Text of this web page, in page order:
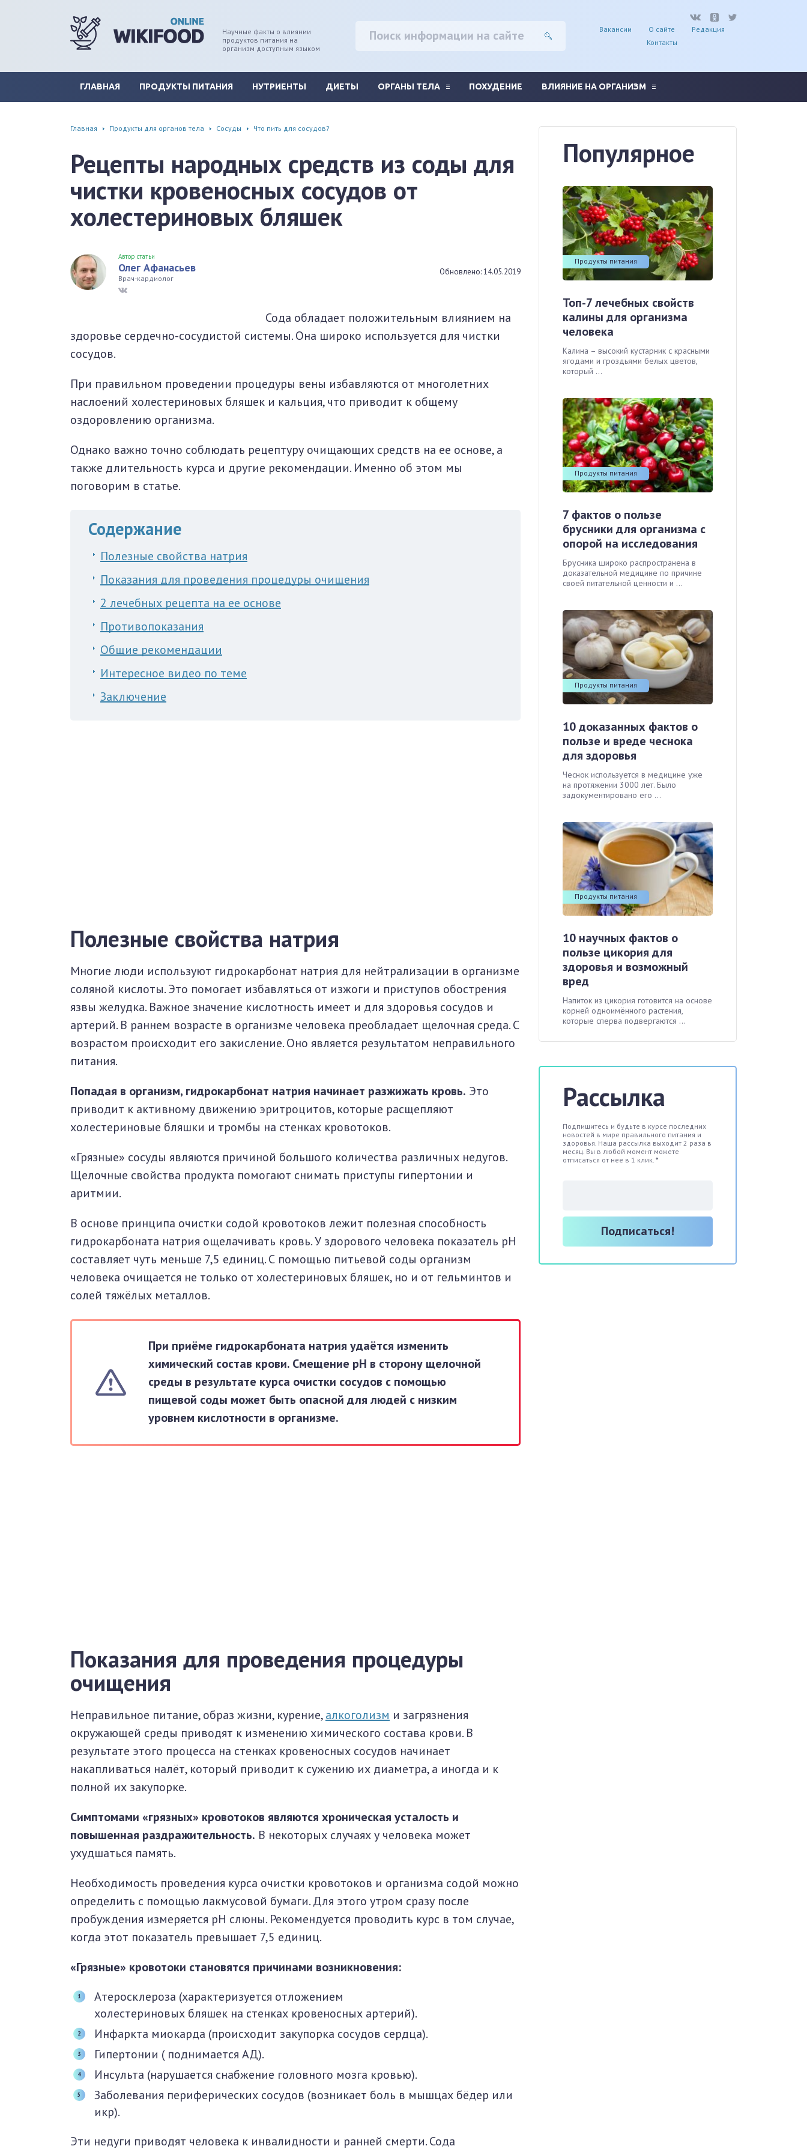
Научные факты о влиянии
продуктов питания на
организм доступным языком
ГЛАВНАЯ ПРОДУКТЫ ПИТАНИЯ НУТРИЕНТЫ ДИЕТЫ ОРГАНЫ ТЕЛА ПОХУДЕНИЕ ВЛИЯНИЕ НА ОРГАНИЗМ
Вакансии О сайте
Редакция
Контакты
Главная Продукты для органов тела Сосуды Что пить для сосудов?
Рецепты народных средств из соды для
чистки кровеносных сосудов от
холестериновых бляшек
Автор статьи
Олег Афанасьев
Врач-кардиолог
Обновлено: 14.05.2019
Сода обладает положительным влиянием на
здоровье сердечно-сосудистой системы. Она широко используется для чистки
сосудов.
При правильном проведении процедуры вены избавляются от многолетних
наслоений холестериновых бляшек и кальция, что приводит к общему
оздоровлению организма.
Однако важно точно соблюдать рецептуру очищающих средств на ее основе, а
также длительность курса и другие рекомендации. Именно об этом мы
поговорим в статье.
Содержание
Полезные свойства натрия
Показания для проведения процедуры очищения
2 лечебных рецепта на ее основе
Противопоказания
Общие рекомендации
Интересное видео по теме
Заключение
Полезные свойства натрия
Многие люди используют гидрокарбонат натрия для нейтрализации в организме
соляной кислоты. Это помогает избавляться от изжоги и приступов обострения
язвы желудка. Важное значение кислотность имеет и для здоровья сосудов и
артерий. В раннем возрасте в организме человека преобладает щелочная среда. С
возрастом происходит его закисление. Оно является результатом неправильного
питания.
Попадая в организм, гидрокарбонат натрия начинает разжижать кровь. Это
приводит к активному движению эритроцитов, которые расщепляют
холестериновые бляшки и тромбы на стенках кровотоков.
«Грязные» сосуды являются причиной большого количества различных недугов.
Щелочные свойства продукта помогают снимать приступы гипертонии и
аритмии.
В основе принципа очистки содой кровотоков лежит полезная способность
гидрокарбоната натрия ощелачивать кровь. У здорового человека показатель pH
составляет чуть меньше 7,5 единиц. С помощью питьевой соды организм
человека очищается не только от холестериновых бляшек, но и от гельминтов и
солей тяжёлых металлов.
При приёме гидрокарбоната натрия удаётся изменить
химический состав крови. Смещение pH в сторону щелочной
среды в результате курса очистки сосудов с помощью
пищевой соды может быть опасной для людей с низким
уровнем кислотности в организме.
Показания для проведения процедуры
очищения
Неправильное питание, образ жизни, курение,алкоголизм и загрязнения
окружающей среды приводят к изменению химического состава крови. В
результате этого процесса на стенках кровеносных сосудов начинает
накапливаться налёт, который приводит к сужению их диаметра, а иногда и к
полной их закупорке.
Симптомами «грязных» кровотоков являются хроническая усталость и
повышенная раздражительность. В некоторых случаях у человека может
ухудшаться память.
Необходимость проведения курса очистки кровотоков и организма содой можно
определить с помощью лакмусовой бумаги. Для этого утром сразу после
пробуждения измеряется pH слюны. Рекомендуется проводить курс в том случае,
когда этот показатель превышает 7,5 единиц.
«Грязные» кровотоки становятся причинами возникновения:
Атеросклероза (характеризуется отложением
холестериновых бляшек на стенках кровеносных артерий).
Инфаркта миокарда (происходит закупорка сосудов сердца).
Гипертонии ( поднимается АД).
Инсульта (нарушается снабжение головного мозга кровью).
Заболевания периферических сосудов (возникает боль в мышцах бёдер или
икр).
Эти недуги приводят человека к инвалидности и ранней смерти. Сода
Популярное
Продукты питания
Топ-7 лечебных свойств
калины для организма
человека
Калина – высокий кустарник с красными
ягодами и гроздьями белых цветов,
который ...
Продукты питания
7 фактов о пользе
брусники для организма с
опорой на исследования
Брусника широко распространена в
доказательной медицине по причине
своей питательной ценности и ...
Продукты питания
10 доказанных фактов о
пользе и вреде чеснока
для здоровья
Чеснок используется в медицине уже
на протяжении 3000 лет. Было
задокументировано его ...
Продукты питания
10 научных фактов о
пользе цикория для
здоровья и возможный
вред
Напиток из цикория готовится на основе
корней одноимённого растения,
которые сперва подвергаются ...
Рассылка
Подпишитесь и будьте в курсе последних
новостей в мире правильного питания и
здоровья. Наша рассылка выходит 2 раза в
месяц. Вы в любой момент можете
отписаться от нее в 1 клик. *
суставы, мышцы
сужение сосудов
энергии, внимания
от депрессии и